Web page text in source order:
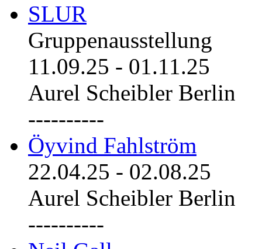
SLUR
Gruppenausstellung
11.09.25 - 01.11.25
Aurel Scheibler Berlin
----------
Öyvind Fahlström
22.04.25 - 02.08.25
Aurel Scheibler Berlin
----------